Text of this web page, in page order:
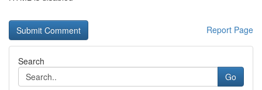
Report Page
Search
Go